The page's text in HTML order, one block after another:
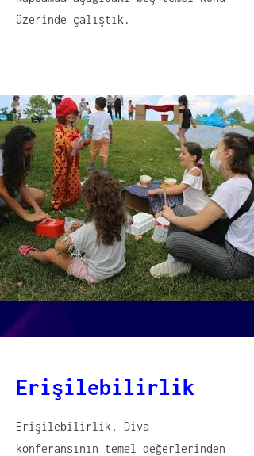
üzerinde çalıştık.
Erişilebilirlik
‍Erişilebilirlik, Diva
konferansının temel değerlerinden